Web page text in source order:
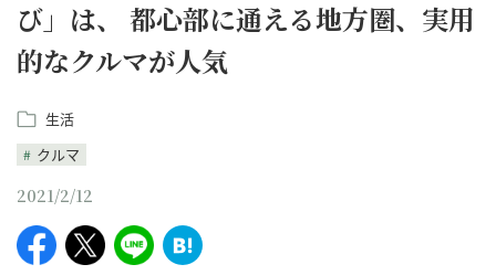
び」は、 都心部に通える地方圏、実用
的なクルマが人気
生活
クルマ
2021/2/12